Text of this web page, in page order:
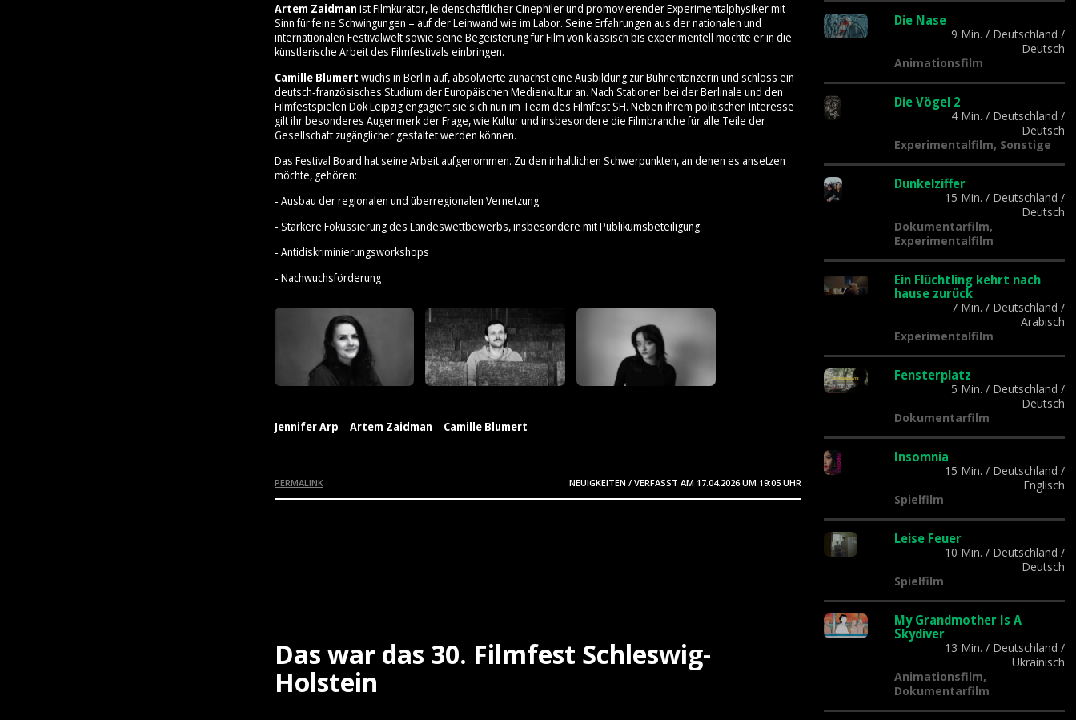
Artem Zaidman ist Filmkurator, leidenschaftlicher Cinephiler und promovierender Experimentalphysiker mit
Sinn für feine Schwingungen – auf der Leinwand wie im Labor. Seine Erfahrungen aus der nationalen und
internationalen Festivalwelt sowie seine Begeisterung für Film von klassisch bis experimentell möchte er in die
künstlerische Arbeit des Filmfestivals einbringen.
Camille Blumert wuchs in Berlin auf, absolvierte zunächst eine Ausbildung zur Bühnentänzerin und schloss ein
deutsch‑französisches Studium der Europäischen Medienkultur an. Nach Stationen bei der Berlinale und den
Filmfestspielen Dok Leipzig engagiert sie sich nun im Team des Filmfest SH. Neben ihrem politischen Interesse
gilt ihr besonderes Augenmerk der Frage, wie Kultur und insbesondere die Filmbranche für alle Teile der
Gesellschaft zugänglicher gestaltet werden können.
Das Festival Board hat seine Arbeit aufgenommen. Zu den inhaltlichen Schwerpunkten, an denen es ansetzen
möchte, gehören:
- Ausbau der regionalen und überregionalen Vernetzung
- Stärkere Fokussierung des Landeswettbewerbs, insbesondere mit Publikumsbeteiligung
- Antidiskriminierungsworkshops
- Nachwuchsförderung
Jennifer Arp – Artem Zaidman – Camille Blumert
NEUIGKEITEN / VERFASST AM 17.04.2026 UM 19:05 UHR
PERMALINK
Das war das 30. Filmfest Schleswig-
Holstein
Die Nase
9 Min. / Deutschland /
Deutsch
Animationsfilm
Die Vögel 2
4 Min. / Deutschland /
Deutsch
Experimentalfilm, Sonstige
Dunkelziffer
15 Min. / Deutschland /
Deutsch
Dokumentarfilm,
Experimentalfilm
Ein Flüchtling kehrt nach
hause zurück
7 Min. / Deutschland /
Arabisch
Experimentalfilm
Fensterplatz
5 Min. / Deutschland /
Deutsch
Dokumentarfilm
Insomnia
15 Min. / Deutschland /
Englisch
Spielfilm
Leise Feuer
10 Min. / Deutschland /
Deutsch
Spielfilm
My Grandmother Is A
Skydiver
13 Min. / Deutschland /
Ukrainisch
Animationsfilm,
Dokumentarfilm